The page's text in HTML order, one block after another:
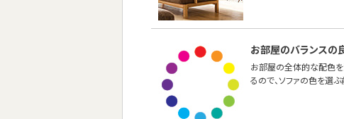
お部屋のバランスの
お部屋の全体的な配色を
るので、ソファの色を選